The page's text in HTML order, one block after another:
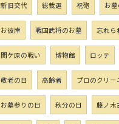
新旧交代 総裁選 祝砲 お
お彼岸 戦国武将のお墓 忘れら
関ケ原の戦い 博物館 ロッテ
敬老の日 高齢者 プロのクリー
お墓参りの日 秋分の日 藤ノ木